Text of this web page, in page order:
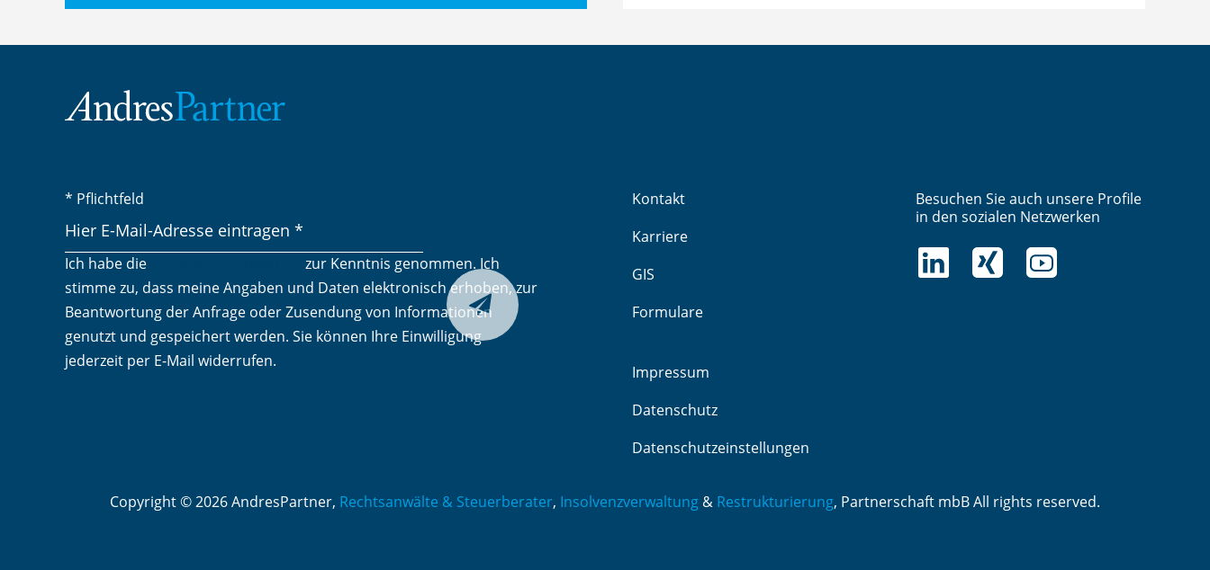
* Pflichtfeld
Ich habe die
zur Kenntnis genommen. Ich
stimme zu, dass meine Angaben und Daten elektronisch erhoben, zur
Beantwortung der Anfrage oder Zusendung von Informationen
genutzt und gespeichert werden. Sie können Ihre Einwilligung
jederzeit per E-Mail widerrufen.
Senden
Kontakt
Karriere
GIS
Formulare
Impressum
Datenschutz
Datenschutzeinstellungen
Besuchen Sie auch unsere Profile
in den sozialen Netzwerken
Copyright © 2026 AndresPartner, Rechtsanwälte & Steuerberater, Insolvenzverwaltung & Restrukturierung, Partnerschaft mbB All rights reserved.